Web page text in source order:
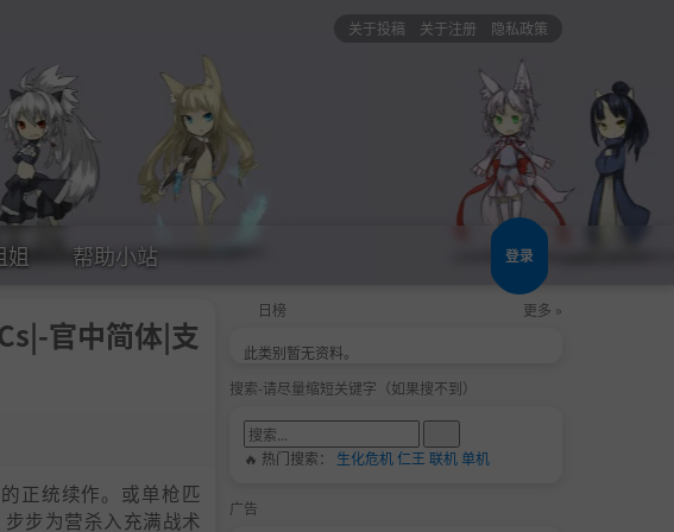
关于投稿 关于注册 隐私政策
姐 帮助小站 登录
官中简体|支
正统续作。或单枪匹
步为营杀入充满战术
日榜 更多 »
此类别暂无资料。
搜索-请尽量缩短关键字（如果搜不到）
🔥 热门搜索： 生化危机仁王 联机单机
广告